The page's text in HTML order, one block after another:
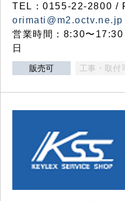
TEL：0155-22-2800 /
orimati@m2.octv.ne.jp
営業時間：8:30〜
日
販売可 工事・取付